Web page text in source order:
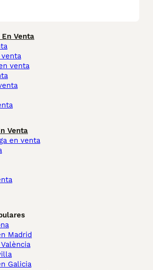
Venta
venta
Venta
en venta
Madrid
Galicia